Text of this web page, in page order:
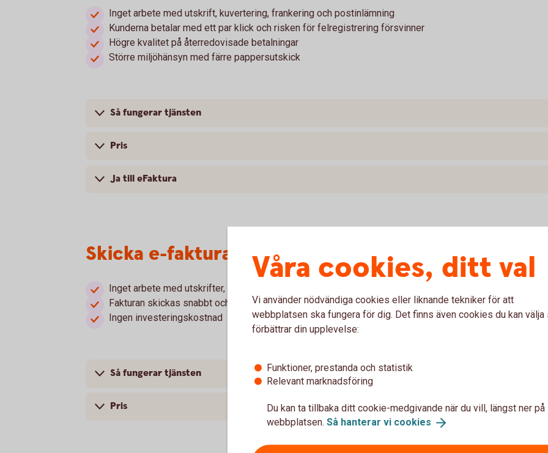
Inget arbete med utskrift, kuvertering, frankering och postinlämning
Kunderna betalar med ett par klick och risken för felregistrering försvinner
Högre kvalitet på återredovisade betalningar
Större miljöhänsyn med färre pappersutskick
Så fungerar tjänsten
Pris
Ja till eFaktura
Skicka e-faktura via Fakturaportal
Inget arbete med utskrifter, kuvertering, frankering och postinlämning
Fakturan skickas snabbt och säkert
Ingen investeringskostnad
Så fungerar tjänsten
Pris
Våra cookies, ditt val
Vi använder nödvändiga cookies eller liknande tekniker för att
webbplatsen ska fungera för dig. Det finns även cookies du kan välja
förbättrar din upplevelse:
Funktioner, prestanda och statistik
Relevant marknadsföring
Du kan ta tillbaka ditt cookie-medgivande när du vill, längst ner på
webbplatsen. Så hanterar vi cookies